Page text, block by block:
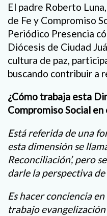
El padre Roberto
de Fe y Compromiso
Periódico Presencia
Diócesis de Ciudad
cultura de paz,
buscando contribuir a
¿Cómo trabaja esta
Compromiso Social en
Está referida de una
esta dimensión se
Reconciliación’, pero
darle la perspectiva de
Es hacer conciencia
trabajo